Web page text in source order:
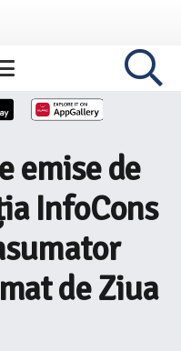
emise de
InfoCons
de Ziua